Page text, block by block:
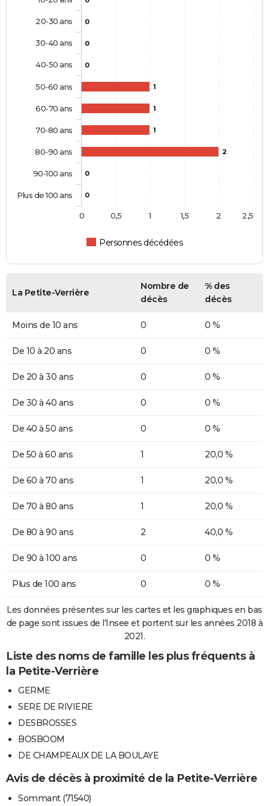
0
0
0
1
1
1
2
0
0
Personnes décédées
20-30 ans
30-40 ans
40-50 ans
50-60 ans
60-70 ans
70-80 ans
80-90 ans
90-100 ans
Plus de 100 ans
0 0,5 1 1,5 2 2,5
La Petite-Verrière
Nombre de
décès
% des
décès
Moins de 10 ans 0 0 %
De 10 à 20 ans 0 0 %
De 20 à 30 ans 0 0 %
De 30 à 40 ans 0 0 %
De 40 à 50 ans 0 0 %
De 50 à 60 ans 1 20,0 %
De 60 à 70 ans 1 20,0 %
De 70 à 80 ans 1 20,0 %
De 80 à 90 ans 2 40,0 %
De 90 à 100 ans 0 0 %
Plus de 100 ans 0 0 %
Les données présentes sur les cartes et les graphiques en bas
de page sont issues de l'Insee et portent sur les années 2018 à
2021.
Liste des noms de famille les plus fréquents à
la Petite-Verrière
GERME
SERE DE RIVIERE
DESBROSSES
BOSBOOM
DE CHAMPEAUX DE LA BOULAYE
Avis de décès à proximité de la Petite-Verrière
Sommant (71540)